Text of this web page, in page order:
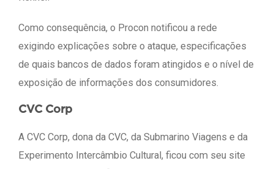
Como consequência, o Procon notificou a rede
exigindo explicações sobre o ataque, especificações
de quais bancos de dados foram atingidos e o nível de
exposição de informações dos consumidores.
CVC Corp
A CVC Corp, dona da CVC, da Submarino Viagens e da
Experimento Intercâmbio Cultural, ficou com seu site